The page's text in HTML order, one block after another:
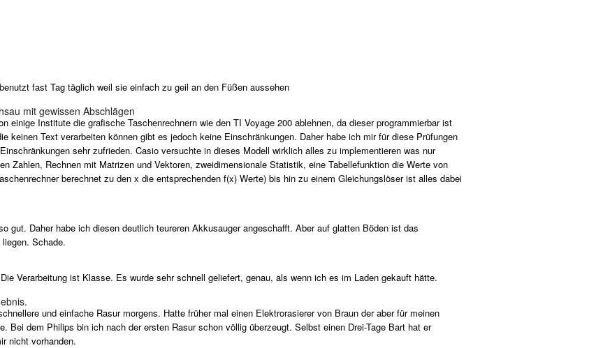
fast Tag täglich weil sie einfach zu geil an den Füßen aussehen
mit gewissen Abschlägen
einige Institute die grafische Taschenrechnern wie den TI Voyage 200 ablehnen, da dieser programmierbar ist
keinen Text verarbeiten können gibt es jedoch keine Einschränkungen. Daher habe ich mir für diese Prüfungen
sehr zufrieden. Casio versuchte in dieses Modell wirklich alles zu implementieren was nur
Zahlen, Rechnen mit Matrizen und Vektoren, zweidimensionale Statistik, eine Tabellefunktion die Werte von
berechnet zu den x die entsprechenden f(x) Werte) bis hin zu einem Gleichungslöser ist alles dabei
gut. Daher habe ich diesen deutlich teureren Akkusauger angeschafft. Aber auf glatten Böden ist das
Schade.
Verarbeitung ist Klasse. Es wurde sehr schnell geliefert, genau, als wenn ich es im Laden gekauft hätte.
und einfache Rasur morgens. Hatte früher mal einen Elektrorasierer von Braun der aber für meinen
Bei dem Philips bin ich nach der ersten Rasur schon völlig überzeugt. Selbst einen Drei-Tage Bart hat er
nicht vorhanden.